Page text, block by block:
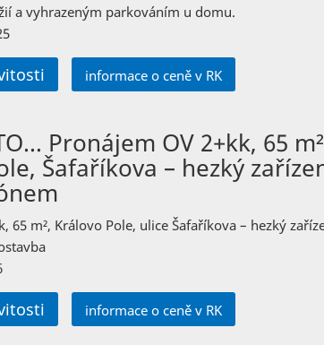
a vyhrazeným parkováním u domu.
informace o ceně v RK
Pronájem OV 2+kk, 65
Šafaříkova – hezký
65 m², Královo Pole, ulice Šafaříkova – hezký
informace o ceně v RK